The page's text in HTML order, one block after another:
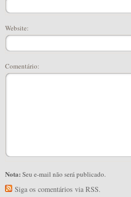
Website:
Comentário:
Nota: Seu e-mail não será publicado.
Siga os comentários via RSS.